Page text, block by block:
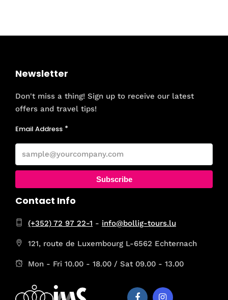
Newsletter
Don't miss a thing! Sign up to receive our latest
offers and travel tips!
Email Address
Subscribe
Contact Info
(+352) 72 97 22-1 - info@bollig-tours.lu
121, route de Luxembourg L-6562 Echternach
Mon - Fri 10.00 - 18.00 / Sat 09.00 - 13.00